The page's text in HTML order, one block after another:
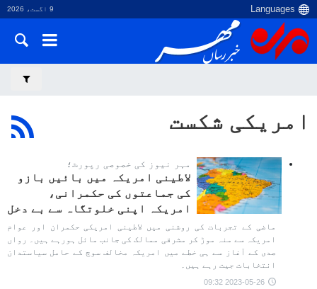
9 اگست، 2026
امریکی شکست
مہر نیوز کی خصوصی رپورٹ؛
لاطینی امریکہ میں بائیں بازو
کی جماعتوں کی حکمرانی،
امریکہ اپنی خلوتگاہ سے بے دخل
ماضی کے تجربات کی روشنی میں لاطینی امریکی حکمران اور عوام
امریکہ سے منہ موڑ کر مشرقی ممالک کی جانب مائل ہورہے ہیں۔ رواں
صدی کے آغاز سے ہی خطے میں امریکہ مخالف سوچ کے حامل سیاستدان
انتخابات جیت رہے ہیں۔
2023-05-26 09:32